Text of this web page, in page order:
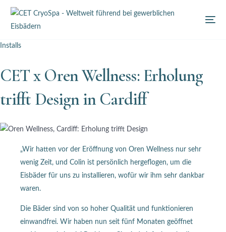
Installs
CET x Oren Wellness: Erholung
trifft Design in Cardiff
„Wir hatten vor der Eröffnung von Oren Wellness nur sehr
wenig Zeit, und Colin ist persönlich hergeflogen, um die
Eisbäder für uns zu installieren, wofür wir ihm sehr dankbar
waren.
Die Bäder sind von so hoher Qualität und funktionieren
einwandfrei. Wir haben nun seit fünf Monaten geöffnet